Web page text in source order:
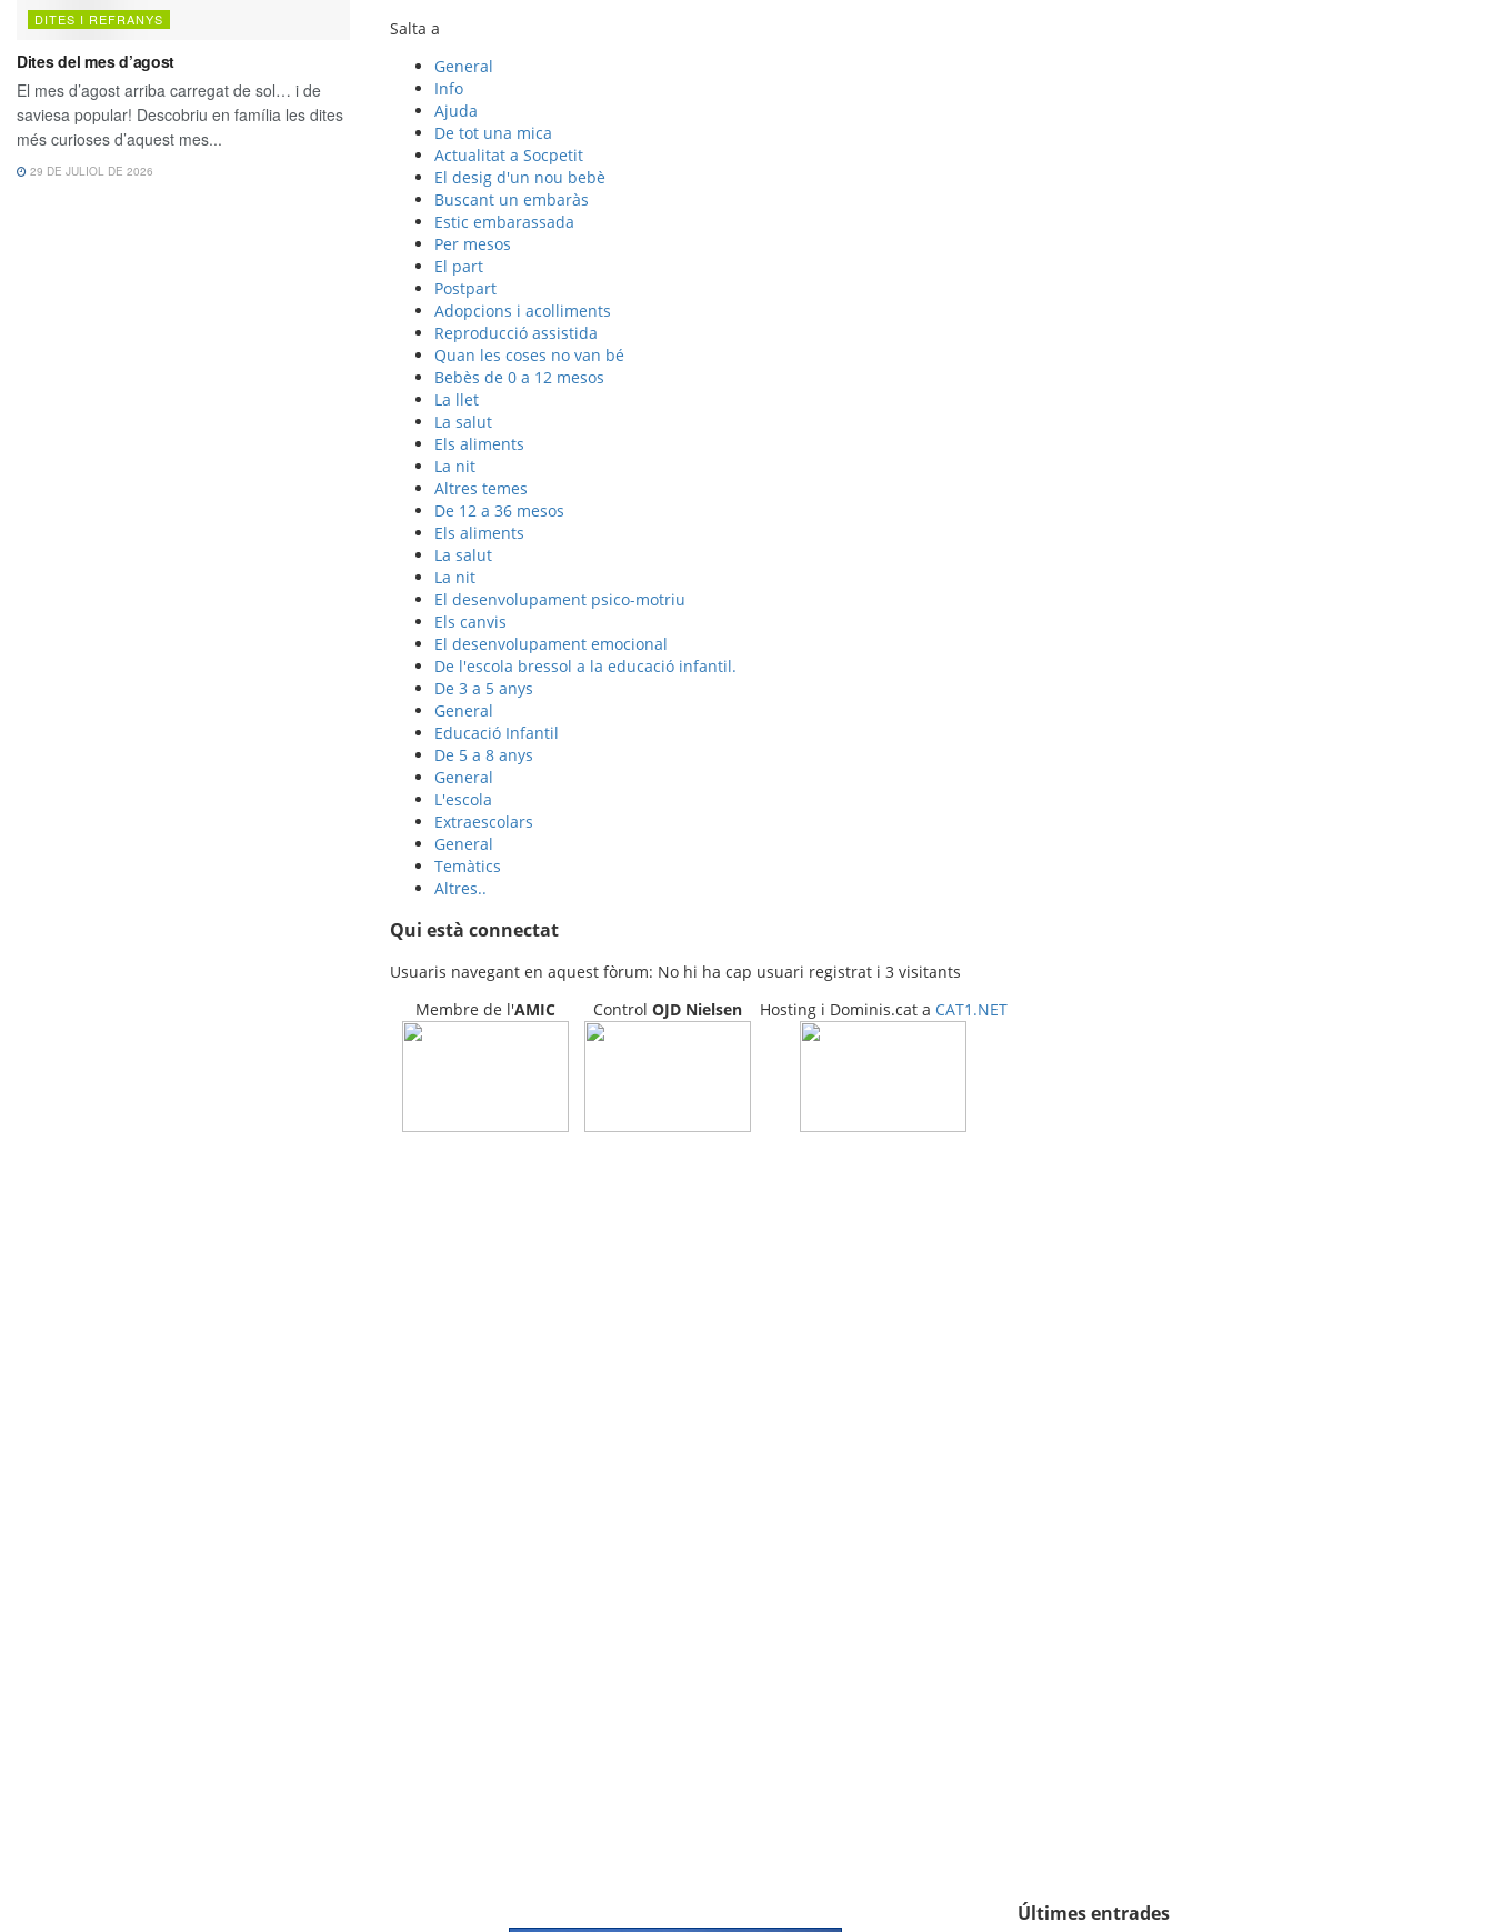
Salta a
General
Info
Ajuda
De tot una mica
Actualitat a Socpetit
El desig d'un nou bebè
Buscant un embaràs
Estic embarassada
Per mesos
El part
Postpart
Adopcions i acolliments
Reproducció assistida
Quan les coses no van bé
Bebès de 0 a 12 mesos
La llet
La salut
Els aliments
La nit
Altres temes
De 12 a 36 mesos
Els aliments
La salut
La nit
El desenvolupament psico-motriu
Els canvis
El desenvolupament emocional
De l'escola bressol a la educació infantil.
De 3 a 5 anys
General
Educació Infantil
De 5 a 8 anys
General
L'escola
Extraescolars
General
Temàtics
Altres..
Qui està connectat
Usuaris navegant en aquest fòrum: No hi ha cap usuari registrat i 3 visitants
Membre de l'AMIC Control OJD Nielsen Hosting i Dominis.cat a CAT1.NET
Últimes entrades